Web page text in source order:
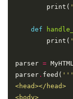
        print(
def
        print(
parser =
parser . feed(